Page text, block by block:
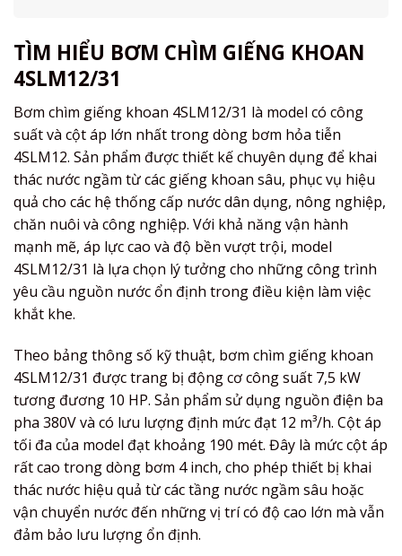
TÌM HIỂU BƠM CHÌM GIẾNG KHOAN
4SLM12/31
Bơm chìm giếng khoan 4SLM12/31 là model có công
suất và cột áp lớn nhất trong dòng bơm hỏa tiễn
4SLM12. Sản phẩm được thiết kế chuyên dụng để khai
thác nước ngầm từ các giếng khoan sâu, phục vụ hiệu
quả cho các hệ thống cấp nước dân dụng, nông nghiệp,
chăn nuôi và công nghiệp. Với khả năng vận hành
mạnh mẽ, áp lực cao và độ bền vượt trội, model
4SLM12/31 là lựa chọn lý tưởng cho những công trình
yêu cầu nguồn nước ổn định trong điều kiện làm việc
khắt khe.
Theo bảng thông số kỹ thuật, bơm chìm giếng khoan
4SLM12/31 được trang bị động cơ công suất 7,5 kW
tương đương 10 HP. Sản phẩm sử dụng nguồn điện ba
pha 380V và có lưu lượng định mức đạt 12 m³/h. Cột áp
tối đa của model đạt khoảng 190 mét. Đây là mức cột áp
rất cao trong dòng bơm 4 inch, cho phép thiết bị khai
thác nước hiệu quả từ các tầng nước ngầm sâu hoặc
vận chuyển nước đến những vị trí có độ cao lớn mà vẫn
đảm bảo lưu lượng ổn định.